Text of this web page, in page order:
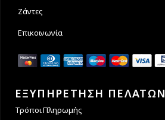
Ζάντες
Επικοινωνία
ΕΞΥΠΗΡΕΤΗΣΗ ΠΕΛΑΤΩΝ
Τρόποι Πληρωμής